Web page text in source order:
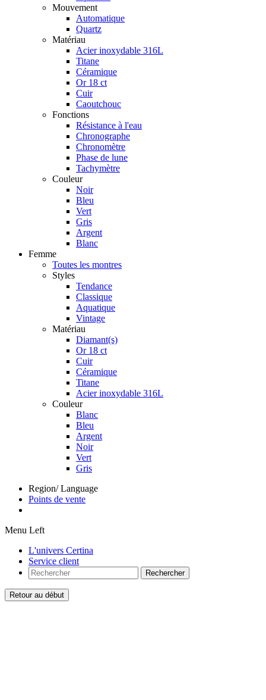
Mouvement
Automatique
Quartz
Matériau
Acier inoxydable 316L
Titane
Céramique
Or 18 ct
Cuir
Caoutchouc
Fonctions
Résistance à l'eau
Chronographe
Chronomètre
Phase de lune
Tachymètre
Couleur
Noir
Bleu
Vert
Gris
Argent
Blanc
Femme
Toutes les montres
Styles
Tendance
Classique
Aquatique
Vintage
Matériau
Diamant(s)
Or 18 ct
Cuir
Céramique
Titane
Acier inoxydable 316L
Couleur
Blanc
Bleu
Argent
Noir
Vert
Gris
Region/ Language
Points de vente
Menu Left
L'univers Certina
Service client
Rechercher
Retour au début